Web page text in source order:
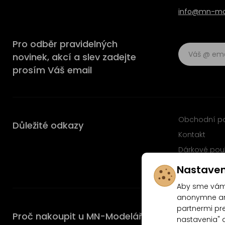
info@mn-
Pro odběr pravidelných
novinek, akcí a slev zadejte
prosím Váš email
Důležité odkazy Obchodní
Kontakt
Dárkové
Časté dotazy
Proč nakoupit u MN-Modelář.cz
Aby sme
anonymne
partnermi
nastavenia"